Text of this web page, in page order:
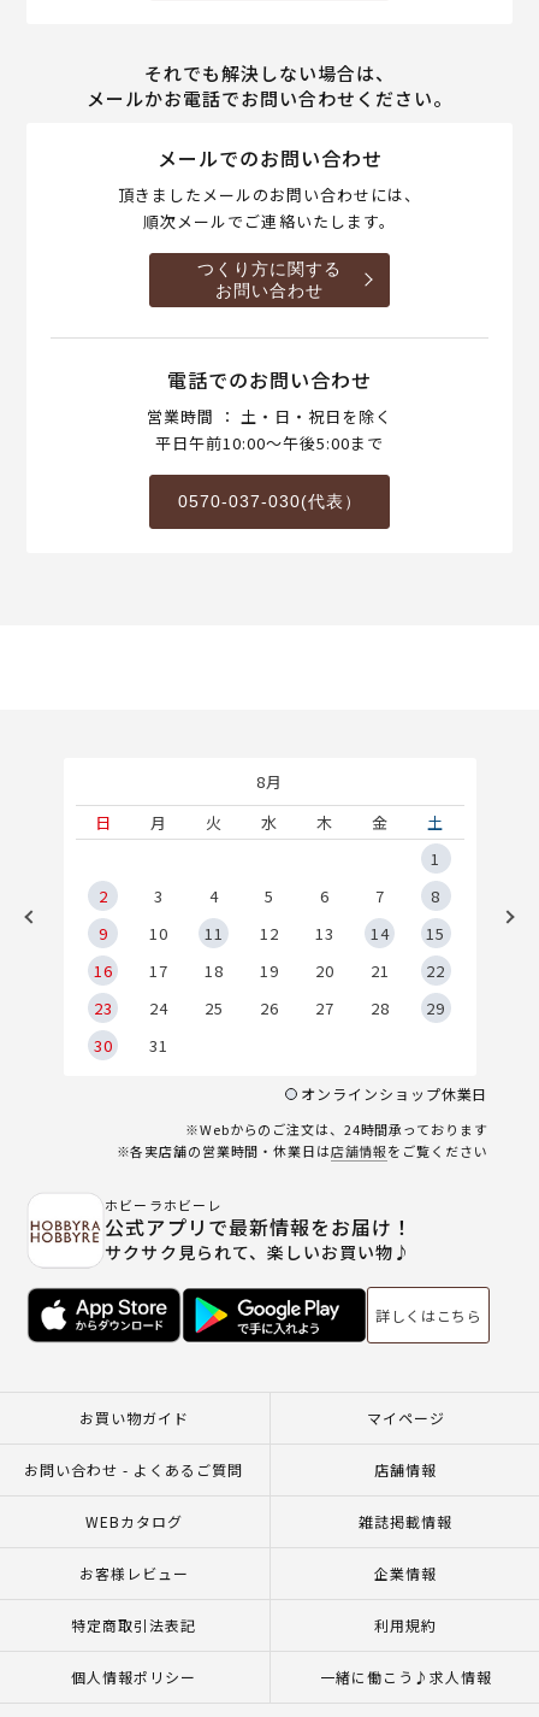
それでも解決しない場合は、
メールかお電話でお問い合わせください。
メールでのお問い合わせ
頂きましたメールのお問い合わせには、
順次メールでご連絡いたします。
つくり方に関する
お問い合わせ
電話でのお問い合わせ
営業時間 ： 土・日・祝日を除く
平日午前10:00～午後5:00まで
0570-037-030(代表）
8月
日
月 火 水 木 金
土
1
2
3 4 5 6 7
8
9
10 11 12 13 14
15
16
17 18 19 20 21
22
23
24 25 26 27 28
29
30
31
オンラインショップ休業日
※Webからのご注文は、24時間承っております
※各実店舗の営業時間・休業日は店舗情報をご覧ください
ホビーラホビーレ
公式アプリで最新情報をお届け！
サクサク見られて、楽しいお買い物♪
詳しくはこちら
お買い物ガイド マイページ
お問い合わせ - よくあるご質問 店舗情報
WEBカタログ 雑誌掲載情報
お客様レビュー 企業情報
特定商取引法表記 利用規約
個人情報ポリシー 一緒に働こう♪求人情報